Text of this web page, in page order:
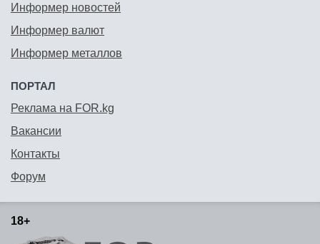
Информер новостей
Информер валют
Информер металлов
ПОРТАЛ
Реклама на FOR.kg
Вакансии
Контакты
Форум
18+